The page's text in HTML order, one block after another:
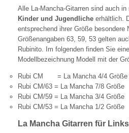
Alle La-Mancha-Gitarren sind auch in
Kinder und Jugendlicheerhältlich.
entsprechend ihrer Größe besondere
Größenangaben 63, 59, 53 gelten
Rubinito. Im folgenden finden Sie
Modellbezeichnung Modell mit der
Rubi CM = La Mancha 4/4 Größe
Rubi CM/63 = La Mancha 7/8 Größe
Rubi CM/59 = La Mancha 3/4 Größe
Rubi CM/53 = La Mancha 1/2 Größe
La Mancha Gitarren für